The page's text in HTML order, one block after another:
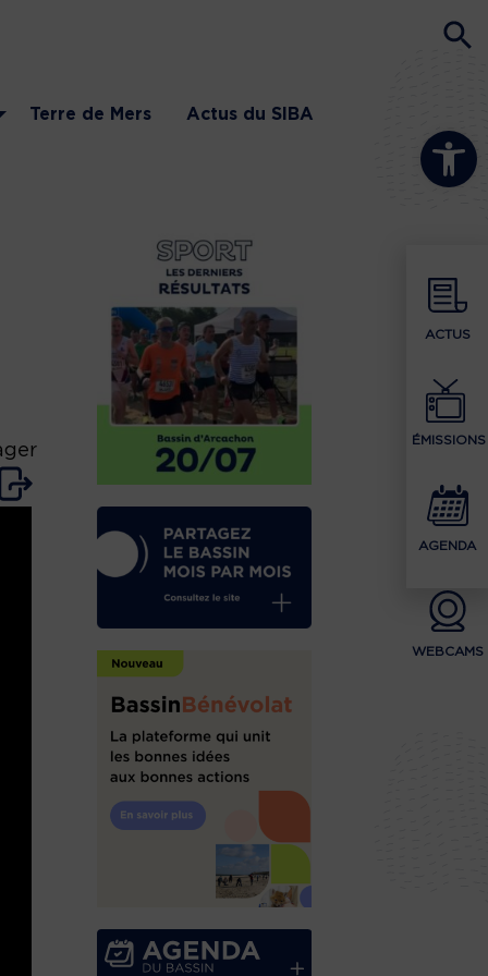
Ouvrir la
ACTUS
ÉMISSIONS
AGENDA
WEBCAMS
Terre de Mers Actus du SIBA